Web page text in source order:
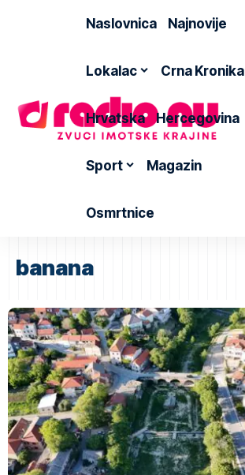
Naslovnica Najnovije
Lokalac Crna Kronika
Hrvatska Hercegovina
Sport Magazin
Osmrtnice
banana